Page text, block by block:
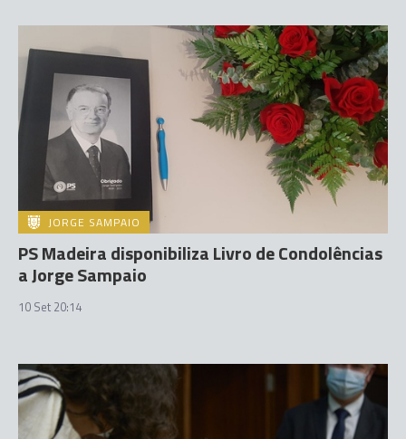
JORGE SAMPAIO
PS Madeira disponibiliza Livro de Condolências
a Jorge Sampaio
10 Set 20:14